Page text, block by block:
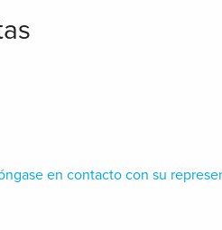
en contacto con su